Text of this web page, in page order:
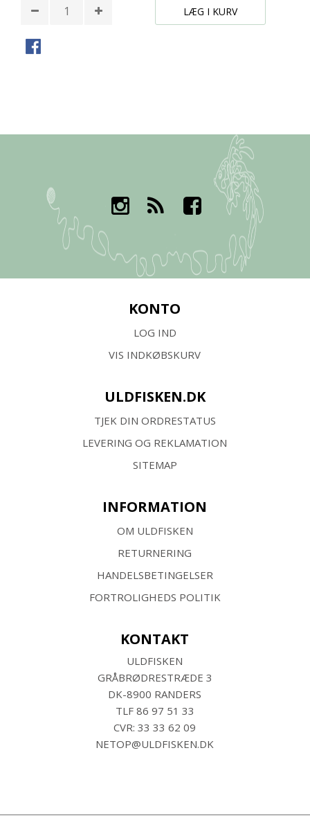
LÆG I KURV
KONTO
LOG IND
VIS INDKØBSKURV
ULDFISKEN.DK
TJEK DIN ORDRESTATUS
LEVERING OG REKLAMATION
SITEMAP
INFORMATION
OM ULDFISKEN
RETURNERING
HANDELSBETINGELSER
FORTROLIGHEDS POLITIK
KONTAKT
ULDFISKEN
GRÅBRØDRESTRÆDE 3
DK-8900 RANDERS
TLF 86 97 51 33
CVR: 33 33 62 09
NETOP@ULDFISKEN.DK